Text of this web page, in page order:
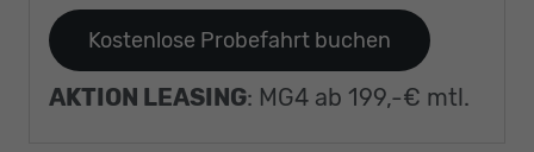
Kostenlose Probefahrt buchen
AKTION LEASING: MG4 ab 199,-€ mtl.